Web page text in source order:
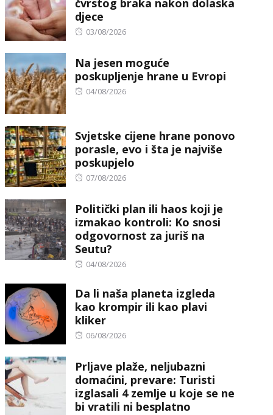
čvrstog braka nakon dolaska
djece
Posted
03/08/2026
Na jesen moguće
poskupljenje hrane u Evropi
Posted
04/08/2026
Svjetske cijene hrane ponovo
porasle, evo i šta je najviše
poskupjelo
Posted
07/08/2026
Politički plan ili haos koji je
izmakao kontroli: Ko snosi
odgovornost za juriš na
Seutu?
Posted
04/08/2026
Da li naša planeta izgleda
kao krompir ili kao plavi
kliker
Posted
06/08/2026
Prljave plaže, neljubazni
domaćini, prevare: Turisti
izglasali 4 zemlje u koje se ne
bi vratili ni besplatno